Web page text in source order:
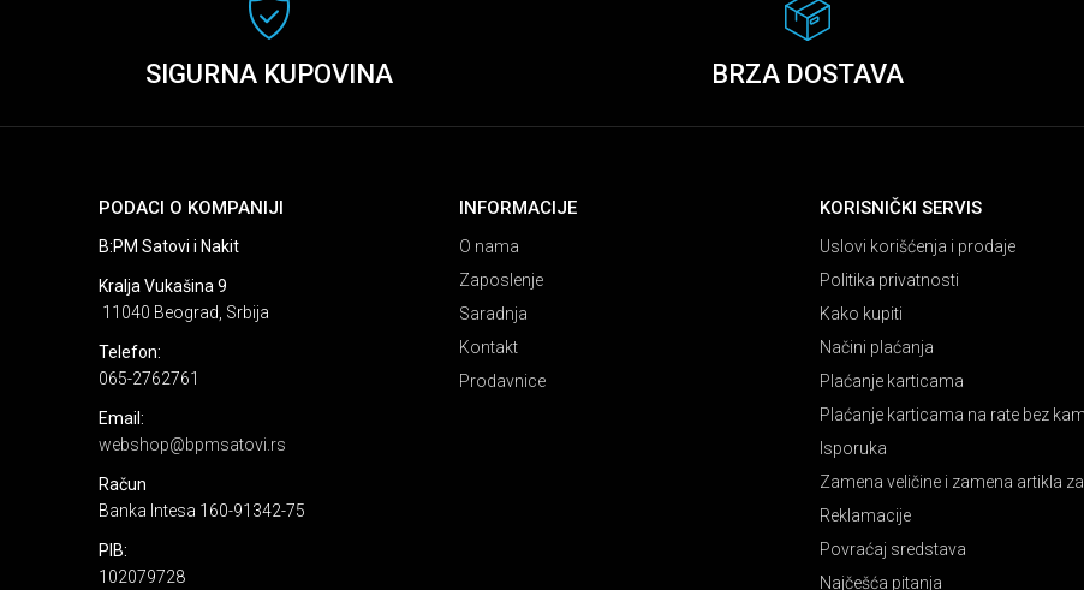
SIGURNA KUPOVINA BRZA DOSTAVA
PODACI O KOMPANIJI
B:PM Satovi i Nakit
Kralja Vukašina 9
11040 Beograd, Srbija
Telefon:
065-2762761
Email:
webshop@bpmsatovi.rs
Račun
Banka Intesa 160-91342-75
PIB:
102079728
INFORMACIJE
O nama
Zaposlenje
Saradnja
Kontakt
Prodavnice
KORISNIČKI SERVIS
Uslovi korišćenja i prodaje
Politika privatnosti
Kako kupiti
Načini plaćanja
Plaćanje karticama
Plaćanje karticama na rate bez
Isporuka
Zamena veličine i zamena artikla
Reklamacije
Povraćaj sredstava
Najčešća pitanja